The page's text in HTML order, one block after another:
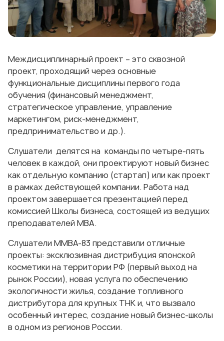
Междисциплинарный проект – это сквозной
проект, проходящий через основные
функциональные дисциплины первого года
обучения (финансовый менеджмент,
стратегическое управление, управление
маркетингом, риск-менеджмент,
предпринимательство и др.).
Слушатели делятся на команды по четыре-пять
человек в каждой, они проектируют новый бизнес
как отдельную компанию (стартап) или как проект
в рамках действующей компании. Работа над
проектом завершается презентацией перед
комиссией Школы бизнеса, состоящей из ведущих
преподавателей МВА.
Слушатели ММВА-83 представили отличные
проекты: эксклюзивная дистрибуция японской
косметики на территории РФ (первый выход на
рынок России), новая услуга по обеспечению
экологичности жилья, создание топливного
дистрибутора для крупных ТНК и, что вызвало
особенный интерес, создание новый бизнес-школы
в одном из регионов России.